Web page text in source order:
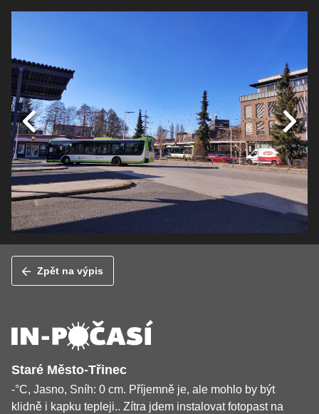
Zpět na výpis
Staré Město-Třinec
-°C, Jasno, Sníh: 0 cm. Příjemně je, ale mohlo by být
klidně i kapku tepleji.. Zítra jdem instalovat fotopast na